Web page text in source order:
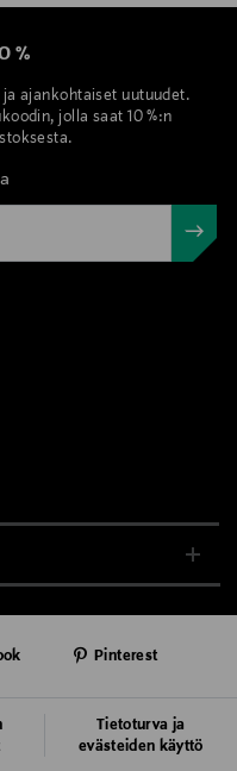
%
ajankohtaiset uutuudet.
jolla saat 10 %:n
Tietoturva ja
evästeiden käyttö
Pinterest